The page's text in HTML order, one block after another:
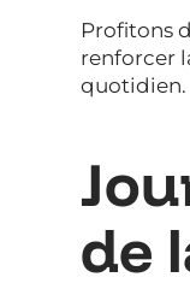
Profitons
renforcer
quotidien.
de